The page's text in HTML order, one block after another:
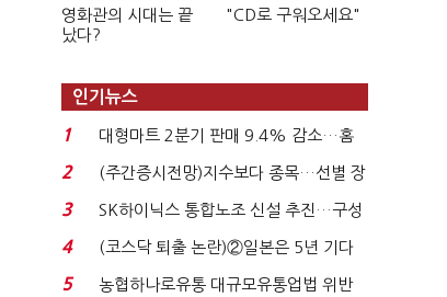
영화관의 시대는 끝
났다?
"CD로 구워오세요"
인기뉴스
1
대형마트 2분기 판매 9.4% 감소…홈
플러스 사태 여파...
2
(주간증시전망)지수보다 종목…선별 장
세 이어진다...
3
SK하이닉스 통합노조 신설 추진…구성
원 간 성과급 불...
4
(코스닥 퇴출 논란)②일본은 5년 기다
려주는데 우리는 ...
5
농협하나로유통 대규모유통업법 위반